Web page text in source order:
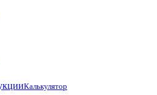
Калькулятор